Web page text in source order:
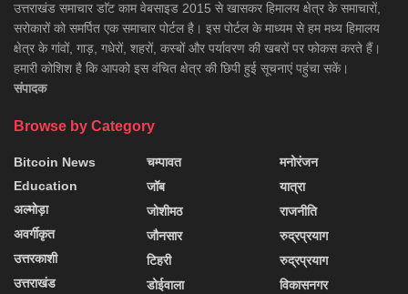
उत्तराखंड समाचार डाॅट काम वेबसाइड 2015 से खासकर हिमालय क्षेत्र के समाचारों,
सरोकारों को समर्पित एक समाचार पोर्टल है। इस पोर्टल के माध्यम से हम मध्य हिमालय
क्षेत्र के गांवों, गाड़, गधेरों, शहरों, कस्बों और पर्यावरण की खबरों पर फोकस करते हैं।
हमारी कोशिश है कि आपको इस वंचित क्षेत्र की छिपी हुई सूचनाएं पहुंचा सकें।
संपादक
Browse by Category
Bitcoin News
Education
अल्मोड़ा
अवर्गीकृत
उत्तरकाशी
उत्तराखंड
चम्पावत
जॉब
जोशीमठ
जौनसार
टिहरी
डोईवाला
मनोरंजन
यात्रा
राजनीति
रुद्रप्रयाग
रुद्रप्रयाग
विकासनगर